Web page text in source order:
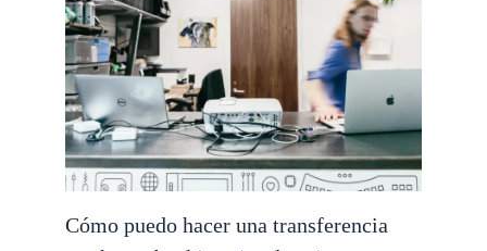
Cómo puedo hacer una transferencia